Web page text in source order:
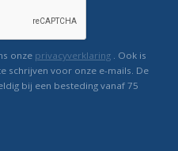
onze privacyverklaring . Ook is
schrijven voor onze e-mails. De
bij een besteding vanaf 75